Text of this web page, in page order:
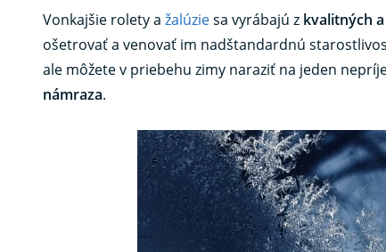
Vonkajšie rolety a žalúziesa vyrábajú z kvalitných
ošetrovať a venovať im nadštandardnú
ale môžete v priebehu zimy naraziť na jeden
námraza.